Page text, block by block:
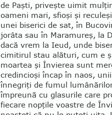
de Paşti, priveşte ui­mit
oameni mari, sfi­oşi şi
unei bi­serici de sat, în
jorâta sau în Maramureş, la
dacă vrem la Ieud, unde
cimitirul stau alături, cum e
moartea şi În­vie­rea sunt
credincioşi încap în naos,
în­negriţi de fumul
împreună cu glasurile care
fiecare nopţile voas­tre de